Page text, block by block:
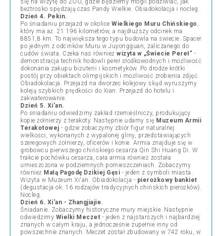
się na wizytę do ZOO, gdzie będziemy mogli podziwiać, jak
beztrosko spędzają czas Pandy Wielkie. Obiadokolacja i nocleg.
Dzień 4. Pekin.
Po śniadaniu przejazd w okolice Wielkiego Muru Chińskiego ,
który ma aż 21 196 kilometrów, a najdłuższy odcinek ma
8851,8 km. To największa tego typu budowla na świecie. Spacer
po jednym z odcinków Muru w Juyongguan, zaliczanego do
cudów świata. Czeka nas również wizyta w „Świecie Pereł" -
demonstracja technik hodowli pereł słodkowodnych i możliwość
dokonania zakupu biżuterii i kosmetyków. Po drodze krótki
postój przy obiektach olimpijskich i możliwość zrobienia zdjęć.
Obiadokolacja. Przejazd na dworzec kolejowy skąd wyruszymy
koleją szybkich prędkości do Xian. Przejazd do hotelu i
zakwaterowanie.
Dzień 5. Xi'an.
Po śniadaniu odwiedzimy zakład rzemieślniczy, produkujący
kopie żołnierzy z terakoty. Następnie udamy się Muzeum Armii
Terakotowej - gdzie zobaczymy zbiór figur naturalnej
wielkości, wykonanych z wypalonej gliny, przedstawiających
szeregowych żołnierzy, oficerów i konie. Armia znajduje się w
grobowcu pierwszego chińskiego cesarza Qin Shi Huang Di. W
trakcie pochówku cesarza, cała armia również została
umieszczona w podziemnych pomieszczeniach. Zobaczymy
również Małą Pagodę Dzikiej Gęsi - jeden z symboli miasta.
Wizyta w Muzeum Xi'an. Obiadokolacja - pierożkowy bankiet
(degustacja ok. 16 rodzajów tradycyjnych chińskich pierożków).
Nocleg.
Dzień 6. Xi'an - Zhangjiajie.
Śniadanie. Zobaczymy historyczne mury miejskie. Następnie
odwiedzimy Wielki Meczet - jeden z najstarszych i najbardziej
znanych w całym kraju, a jednocześnie zupełnie inny od
powszechnie znanych. Meczet został zbudowany w 742 roku, w